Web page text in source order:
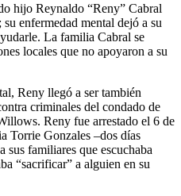
hijo Reynaldo “Reny” Cabral
enfermedad mental dejó a su
La familia Cabral se
locales que no apoyaron a su
Reny llegó a ser también
criminales del condado de
Reny fue arrestado el 6 de
Torrie Gonzales –dos días
sus familiares que escuchaba
“sacrificar” a alguien en su